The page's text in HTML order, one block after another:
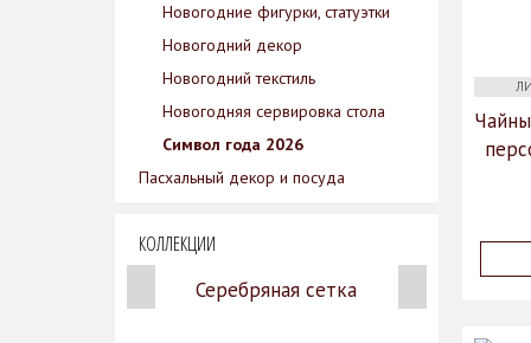
Новогодние фигурки, статуэтки
Новогодний декор
Новогодний текстиль
Новогодняя сервировка стола
Символ года 2026
Пасхальный декор и посуда
КОЛЛЕКЦИИ
Серебряная сетка